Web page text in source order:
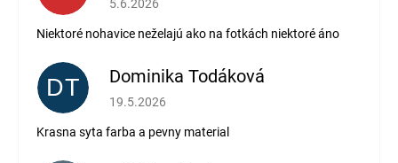
5.6.2026
Niektoré nohavice neželajú ako na fotkách niektoré áno
DT Dominika Todáková
Hodnotenie obchodu je 5 z 5 hviezdičiek.
19.5.2026
Krasna syta farba a pevny material